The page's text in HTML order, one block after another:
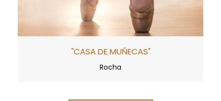
"CASA DE MUÑECAS"
Rocha